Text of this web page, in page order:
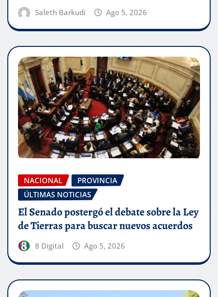
Saleth Barkudi Ago 5, 2026
NACIONAL
PROVINCIA
ÚLTIMAS NOTICIAS
El Senado postergó el debate sobre la Ley
de Tierras para buscar nuevos acuerdos
8 Digital Ago 5, 2026